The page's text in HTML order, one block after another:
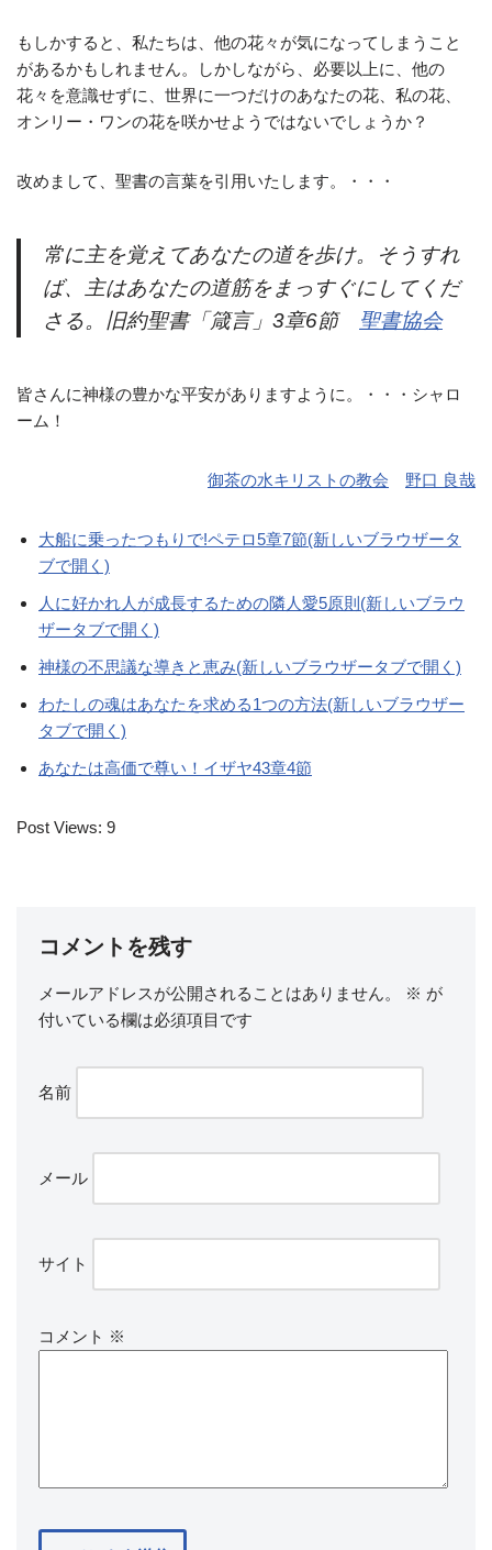
もしかすると、私たちは、他の花々が気になってしまうこと
があるかもしれません。しかしながら、必要以上に、他の
花々を意識せずに、世界に一つだけのあなたの花、私の花、
オンリー・ワンの花を咲かせようではないでしょうか？
改めまして、聖書の言葉を引用いたします。・・・
常に主を覚えてあなたの道を歩け。そうすれ
ば、主はあなたの道筋をまっすぐにしてくだ
さる。旧約聖書「箴言」3章6節 聖書協会
皆さんに神様の豊かな平安がありますように。・・・シャロ
ーム！
御茶の水キリストの教会 野口 良哉
大船に乗ったつもりで!ペテロ5章7節(新しいブラウザータ
ブで開く)
人に好かれ人が成長するための隣人愛5原則(新しいブラウ
ザータブで開く)
神様の不思議な導きと恵み(新しいブラウザータブで開く)
わたしの魂はあなたを求める1つの方法(新しいブラウザー
タブで開く)
あなたは高価で尊い！イザヤ43章4節
Post Views: 9
コメントを残す
メールアドレスが公開されることはありません。 ※ が
付いている欄は必須項目です
名前
メール
サイト
コメント ※